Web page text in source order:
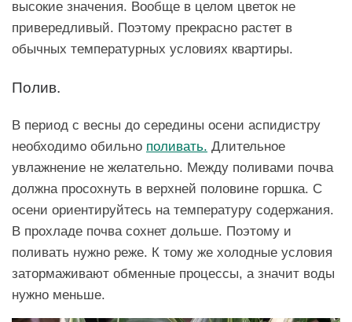
высокие значения. Вообще в целом цветок не
привередливый. Поэтому прекрасно растет в
обычных температурных условиях квартиры.
Полив.
В период с весны до середины осени аспидистру
необходимо обильно поливать. Длительное
увлажнение не желательно. Между поливами почва
должна просохнуть в верхней половине горшка. С
осени ориентируйтесь на температуру содержания.
В прохладе почва сохнет дольше. Поэтому и
поливать нужно реже. К тому же холодные условия
затормаживают обменные процессы, а значит воды
нужно меньше.